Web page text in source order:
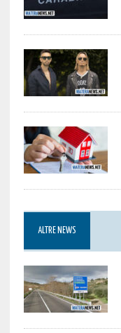
ALTRE NEWS